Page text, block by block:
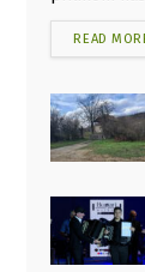
READ